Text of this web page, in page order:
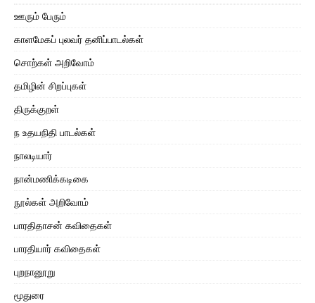
ஊரும் பேரும்
காளமேகப் புலவர் தனிப்பாடல்கள்
சொற்கள் அறிவோம்
தமிழின் சிறப்புகள்
திருக்குறள்
ந உதயநிதி பாடல்கள்
நாலடியார்
நான்மணிக்கடிகை
நூல்கள் அறிவோம்
பாரதிதாசன் கவிதைகள்
பாரதியார் கவிதைகள்
புறநானூறு
மூதுரை